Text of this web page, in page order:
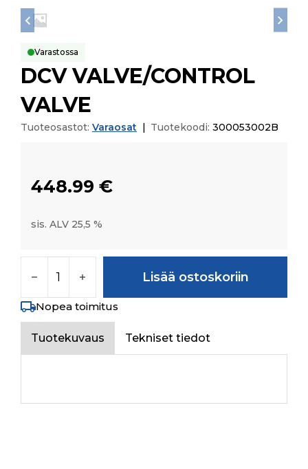
Varastossa
DCV VALVE/CONTROL
VALVE
Tuoteosastot: Varaosat Tuotekoodi: 300053002B
448.99 €
sis. ALV 25,5 %
Lisää ostoskoriin
Nopea toimitus
Tuotekuvaus Tekniset tiedot